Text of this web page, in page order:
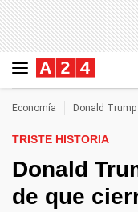
Economía Donald Trump
TRISTE HISTORIA
Donald
de que